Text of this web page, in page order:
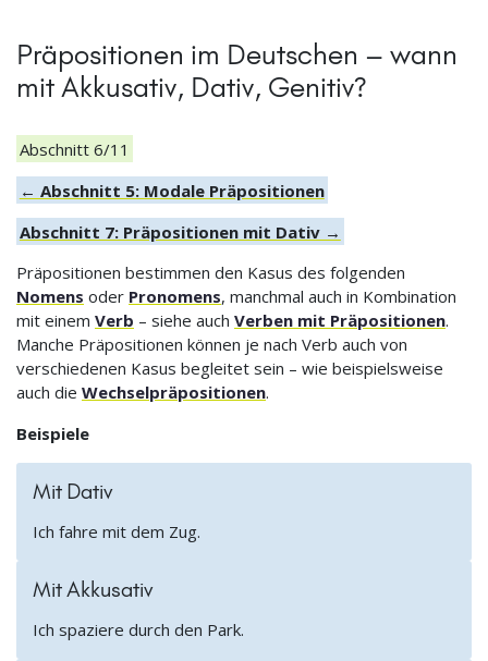
Präpositionen im Deutschen – wann
mit Akkusativ, Dativ, Genitiv?
Abschnitt 6/11
← Abschnitt 5: Modale Präpositionen
Abschnitt 7: Präpositionen mit Dativ →
Präpositionen bestimmen den Kasus des folgenden
Nomens oder Pronomens, manchmal auch in Kombination
mit einem Verb – siehe auch Verben mit Präpositionen.
Manche Präpositionen können je nach Verb auch von
verschiedenen Kasus begleitet sein – wie beispielsweise
auch die Wechselpräpositionen.
Beispiele
Mit Dativ
Ich fahre mit dem Zug.
Mit Akkusativ
Ich spaziere durch den Park.